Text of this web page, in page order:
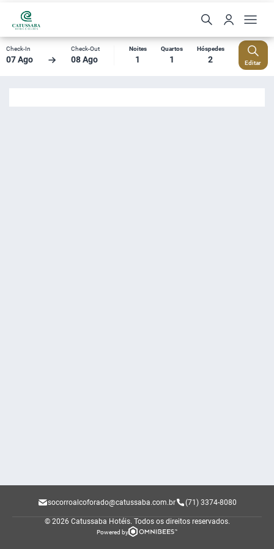
Check-In
07 Ago
Check-Out
08 Ago
Noites
1
Quartos
1
Hóspedes
2 Editar
socorroalcoforado@catussaba.com.br (71) 3374-8080
© 2026 Catussaba Hotéis. Todos os direitos reservados.
Powered by